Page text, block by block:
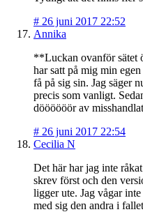
# 26 juni 2017 22:52
Annika
**Luckan ovanför sätet
har satt på mig min
få på sig sin. Jag säger
precis som vanligt.
döööööör av
# 26 juni 2017 22:54
Cecilia N
Det här har jag inte
skrev först och den
ligger ute. Jag vågar
med sig den andra i